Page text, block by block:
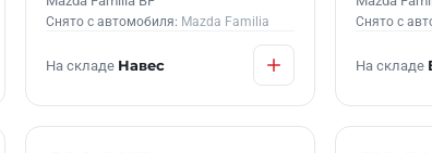
Снято с автомобиля: Mazda Familia
На складе Навес
Снято с
На складе